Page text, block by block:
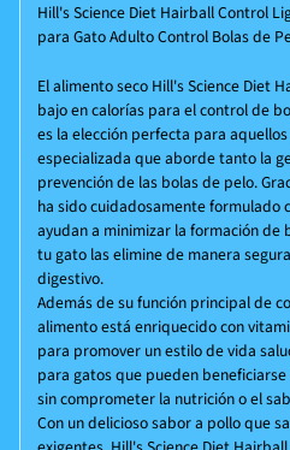
Hill's Science Diet Hairball Control
para Gato Adulto Control Bolas de
El alimento seco Hill's Science Diet
bajo en calorías para el control de
es la elección perfecta para
especializada que aborde tanto la
prevención de las bolas de pelo.
ha sido cuidadosamente formulado
ayudan a minimizar la formación
tu gato las elimine de manera
digestivo.
Además de su función principal de
alimento está enriquecido con
para promover un estilo de vida
para gatos que pueden
sin comprometer la nutrición o el
Con un delicioso sabor a pollo que